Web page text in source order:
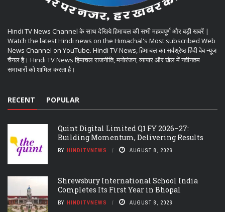
Hindi TV News Channel के साथ देखिये हिमाचल की सभी महत्वपूर्ण और बड़ी खबरें |
Watch the latest Hindi news on the Himachal's Most subscribed Web
News Channel on YouTube. Hindi TV News, हिमाचल का सर्वश्रेष्ठ हिंदी वेब न्यूज
चैनल है। Hindi TV News हिमाचल राजनीति, मनोरंजन, व्यापार और खेल में नवीनतम
समाचारों को शामिल करता है।
RECENT POPULAR
Quint Digital Limited Q1 FY 2026–27:
Building Momentum, Delivering Results
BY HINDITVNEWS AUGUST 8, 2026
Shrewsbury International School India
Completes Its First Year in Bhopal
BY HINDITVNEWS AUGUST 8, 2026